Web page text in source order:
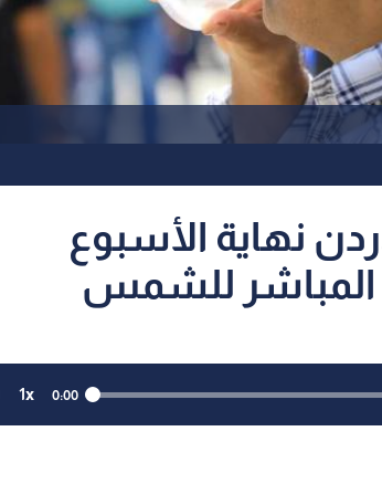
نهاية الأسبوع
المباشر للشمس
0:00
1x